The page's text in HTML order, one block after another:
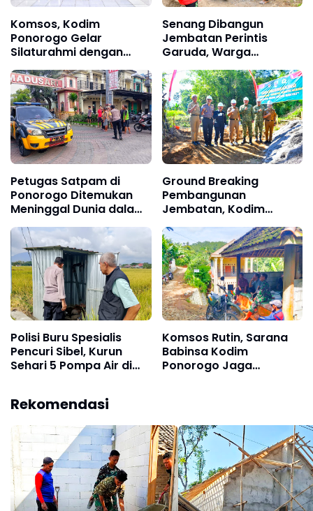
Komsos, Kodim
Ponorogo Gelar
Silaturahmi dengan
Elemen Masyarakat
Senang Dibangun
Jembatan Perintis
Garuda, Warga
Antusias Bergotong
Royong Bersama TNI
Petugas Satpam di
Ponorogo Ditemukan
Meninggal Dunia dalam
Pos, Diduga Kena
Serangan Jantung
Ground Breaking
Pembangunan
Jembatan, Kodim
Ponorogo Siap
Sukseskan Program
Prioritas Pemerintah
Polisi Buru Spesialis
Pencuri Sibel, Kurun
Sehari 5 Pompa Air di
Komsos Rutin, Sarana
Babinsa Kodim
Ponorogo Jaga
Rekomendasi